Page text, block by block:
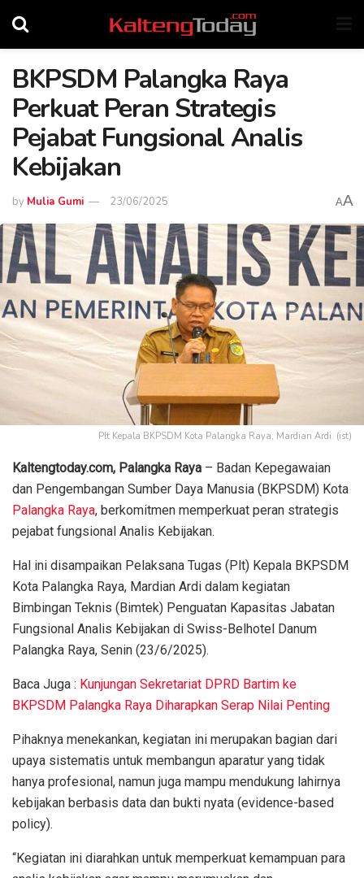
BKPSDM Palangka Raya
Perkuat Peran Strategis
Pejabat Fungsional Analis
Kebijakan
by Mulia Gumi 23/06/2025 AA
Plt Kepala BKPSDM Kota Palangka Raya, Mardian Ardi. (ist)
Kaltengtoday.com, Palangka Raya – Badan Kepegawaian
dan Pengembangan Sumber Daya Manusia (BKPSDM) Kota
Palangka Raya, berkomitmen memperkuat peran strategis
pejabat fungsional Analis Kebijakan.
Hal ini disampaikan Pelaksana Tugas (Plt) Kepala BKPSDM
Kota Palangka Raya, Mardian Ardi dalam kegiatan
Bimbingan Teknis (Bimtek) Penguatan Kapasitas Jabatan
Fungsional Analis Kebijakan di Swiss-Belhotel Danum
Palangka Raya, Senin (23/6/2025).
Baca Juga : Kunjungan Sekretariat DPRD Bartim ke
BKPSDM Palangka Raya Diharapkan Serap Nilai Penting
Pihaknya menekankan, kegiatan ini merupakan bagian dari
upaya sistematis untuk membangun aparatur yang tidak
hanya profesional, namun juga mampu mendukung lahirnya
kebijakan berbasis data dan bukti nyata (evidence-based
policy).
“Kegiatan ini diarahkan untuk memperkuat kemampuan para